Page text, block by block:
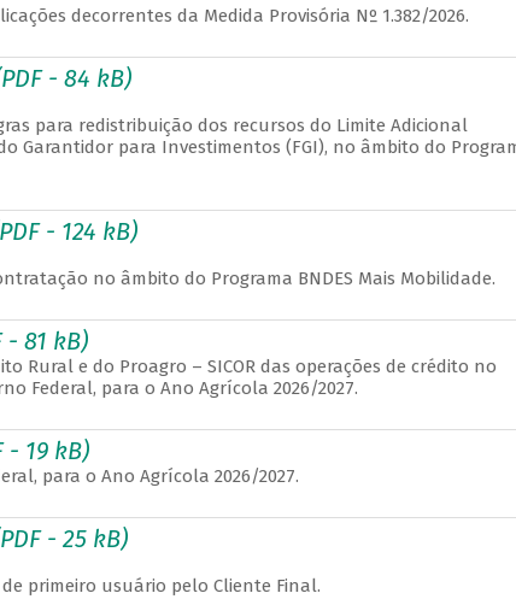
decorrentes da Medida Provisória Nº 1.382/2026.
- 84 kB)
para redistribuição dos recursos do Limite Adicional
Garantidor para Investimentos (FGI), no âmbito do
- 124 kB)
no âmbito do Programa BNDES Mais Mobilidade.
- 81 kB)
Rural e do Proagro – SICOR das operações de crédito no
Federal, para o Ano Agrícola 2026/2027.
- 19 kB)
para o Ano Agrícola 2026/2027.
- 25 kB)
primeiro usuário pelo Cliente Final.